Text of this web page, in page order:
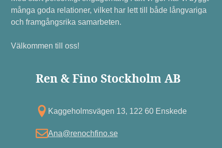
många goda relationer, vilket har lett till både långvariga
och framgångsrika samarbeten.
Välkommen till oss!
Ren & Fino Stockholm AB
Kagg eholmsvägen 13, 122 60 Enskede
Ana@renochfino.se